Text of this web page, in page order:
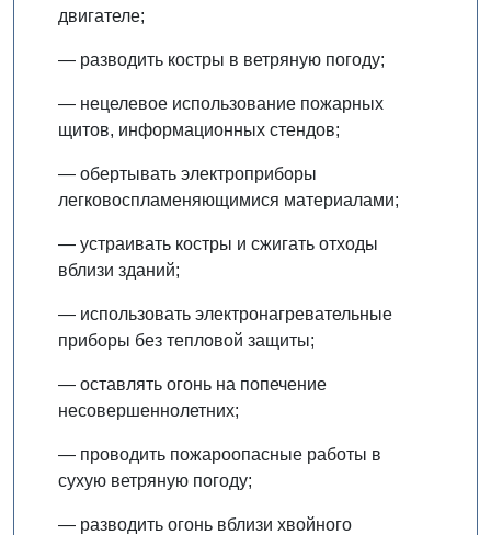
двигателе;
— разводить костры в ветряную погоду;
— нецелевое использование пожарных
щитов, информационных стендов;
— обертывать электроприборы
легковоспламеняющимися материалами;
— устраивать костры и сжигать отходы
вблизи зданий;
— использовать электронагревательные
приборы без тепловой защиты;
— оставлять огонь на попечение
несовершеннолетних;
— проводить пожароопасные работы в
сухую ветряную погоду;
— разводить огонь вблизи хвойного